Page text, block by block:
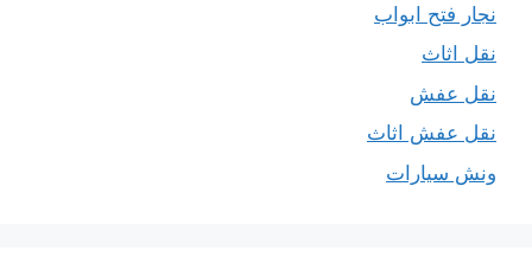
نجار فتح ابواب
نقل اثاث
نقل عفش
نقل عفش اثاث
ونش سيارات